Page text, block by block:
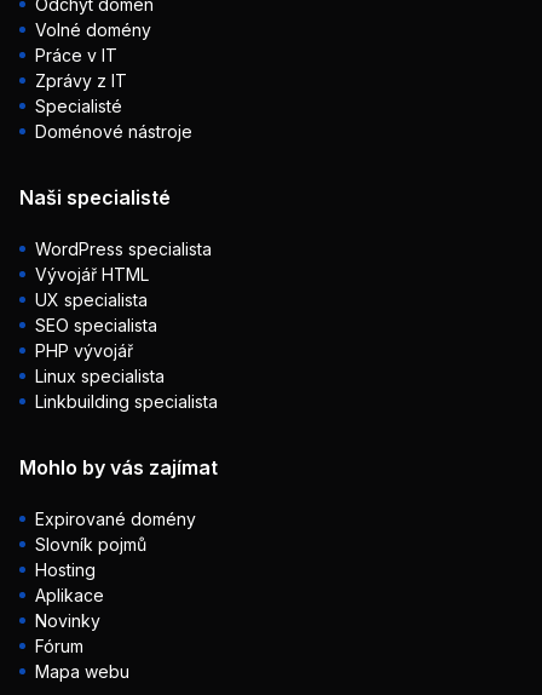
Odchyt domén
Volné domény
Práce v IT
Zprávy z IT
Specialisté
Doménové nástroje
Naši specialisté
WordPress specialista
Vývojář HTML
UX specialista
SEO specialista
PHP vývojář
Linux specialista
Linkbuilding specialista
Mohlo by vás zajímat
Expirované domény
Slovník pojmů
Hosting
Aplikace
Novinky
Fórum
Mapa webu